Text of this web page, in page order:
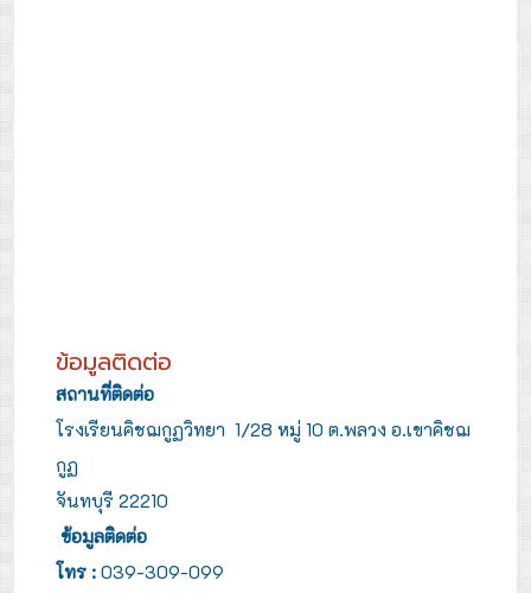
ข้อมูลติดต่อ
สถานที่ติดต่อ
โรงเรียนคิชฌกูฏวิทยา 1/28 หมู่ 10 ต.พลวง อ.เขาคิชฌ
กูฏ
จันทบุรี 22210
ข้อมูลติดต่อ
โทร : 039-309-099